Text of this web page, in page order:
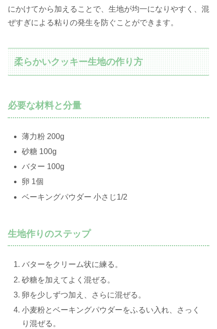
にかけてから加えることで、生地が均一になりやすく、混
ぜすぎによる粘りの発生を防ぐことができます。
柔らかいクッキー生地の作り方
必要な材料と分量
薄力粉 200g
砂糖 100g
バター 100g
卵 1個
ベーキングパウダー 小さじ1/2
生地作りのステップ
バターをクリーム状に練る。
砂糖を加えてよく混ぜる。
卵を少しずつ加え、さらに混ぜる。
小麦粉とベーキングパウダーをふるい入れ、さっく
り混ぜる。